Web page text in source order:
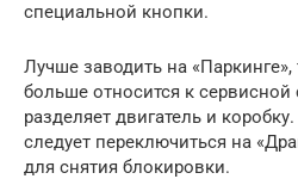
специальной кнопки.
Лучше заводить на «Паркинге»,
больше относится к
разделяет двигатель и
следует переключиться на
для снятия блокировки.